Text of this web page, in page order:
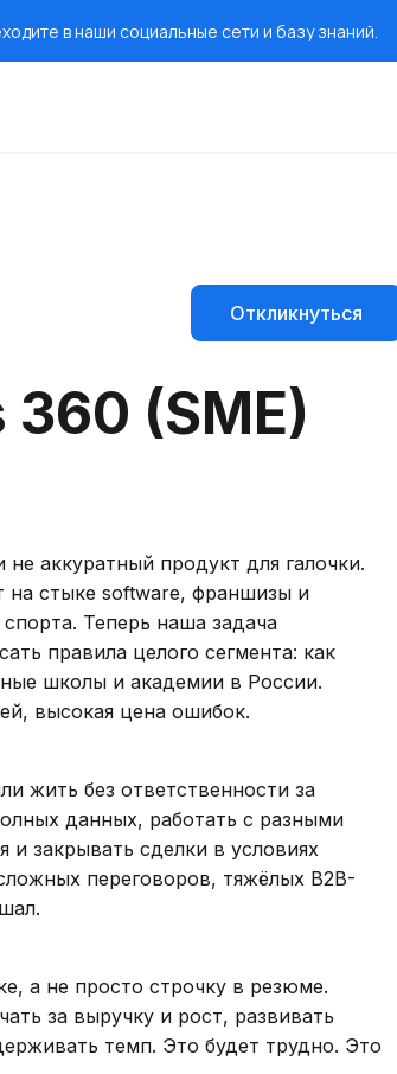
в наши социальные сети и базу знаний.
Откликнуться
360 (SME)
аккуратный продукт для галочки.
на стыке software, франшизы и
Теперь наша задача
правила целого сегмента: как
школы и академии в России.
высокая цена ошибок.
жить без ответственности за
данных, работать с разными
закрывать сделки в условиях
переговоров, тяжёлых B2B-
а не просто строчку в резюме.
за выручку и рост, развивать
темп. Это будет трудно. Это